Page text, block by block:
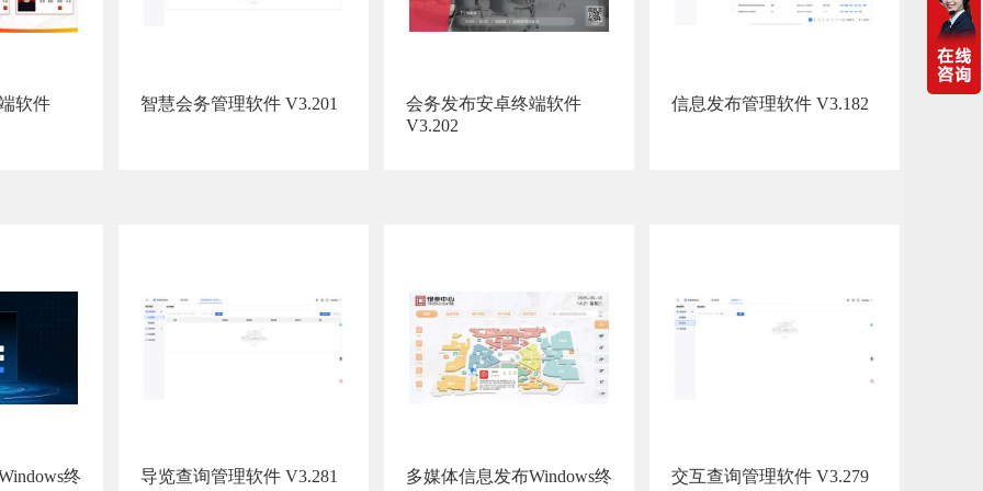
软件 智慧会务管理软件 V3.201
会务发布安卓终端软件
V3.202
信息发布管理软件 V3.182
终 导览查询管理软件 V3.281
多媒体信息发布Windows终
交互查询管理软件 V3.279